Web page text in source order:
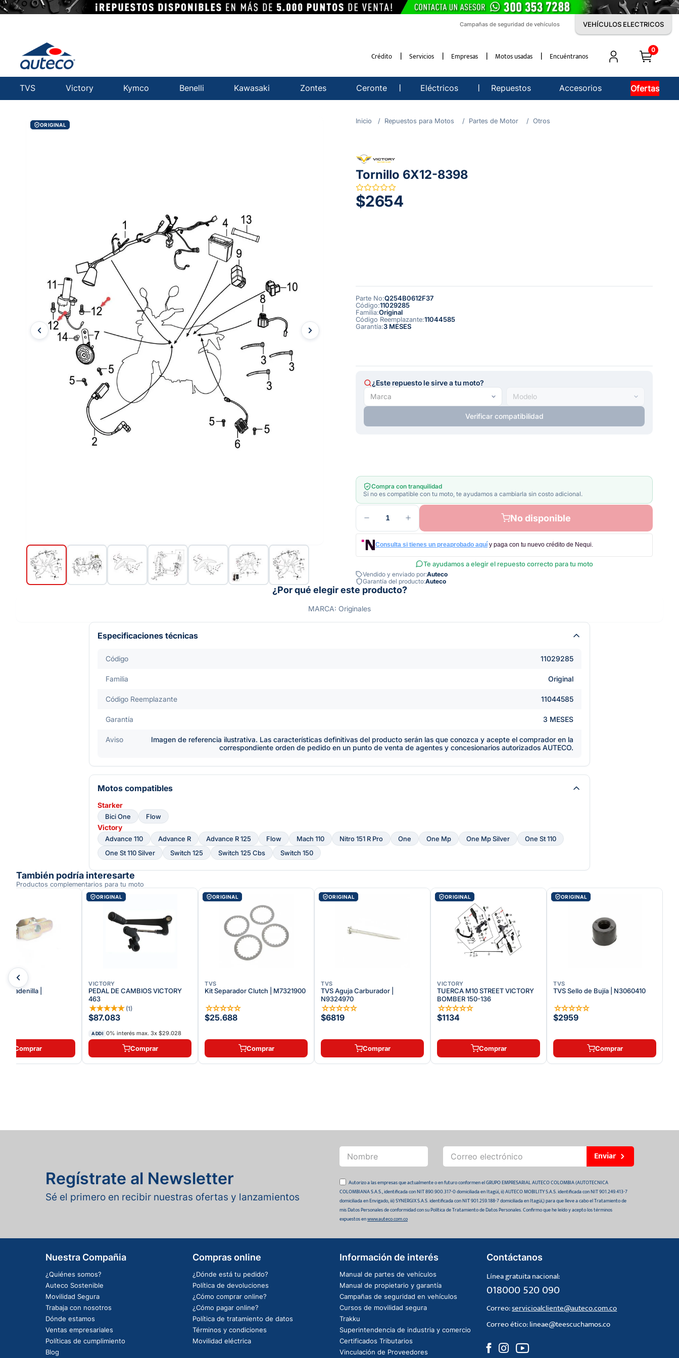
Campañas de seguridad de vehículos VEHÍCULOS ELECTRICOS
Crédito Servicios Empresas Motos usadas Encuéntranos
0
TVS Victory Kymco Benelli Kawasaki Zontes Ceronte Eléctricos Repuestos Accesorios Ofertas
ORIGINAL Repuestos para Motos Partes de Motor Otros
Tornillo 6X12-8398
$2654
Parte No:Q254B0612F37
Código:11029285
Familia:Original
Código Reemplazante:11044585
Garantía:3 MESES
¿Este repuesto le sirve a tu moto?
Verificar compatibilidad
Compra con tranquilidad
Si no es compatible con tu moto, te ayudamos a cambiarla sin costo adicional.
1 No disponible
Consulta si tienes un preaprobado aquí y paga con tu nuevo crédito de Nequi.
Te ayudamos a elegir el repuesto correcto para tu moto
Vendido y enviado por:Auteco
Garantía del producto:Auteco
¿Por qué elegir este producto?
MARCA: Originales
Especificaciones técnicas
Código 11029285
Familia Original
Código Reemplazante 11044585
Garantía 3 MESES
Aviso
Imagen de referencia ilustrativa. Las características definitivas del producto serán las que conozca y acepte el comprador en la
correspondiente orden de pedido en un punto de venta de agentes y concesionarios autorizados AUTECO.
Motos compatibles
Starker
Bici One Flow
Victory
Advance 110 Advance R Advance R 125 Flow Mach 110 Nitro 151 R Pro One One Mp One Mp Silver
One St 110
One St 110 Silver
Switch 125 Switch 125 Cbs Switch 150
También podría interesarte
Productos complementarios para tu moto
Cadenilla |
Comprar
ORIGINAL
VICTORY
PEDAL DE CAMBIOS VICTORY
463
★★★★★ (1)
$87.083
ADDI 0% interés max. 3x $29.028
Comprar
ORIGINAL
TVS
Kit Separador Clutch | M7321900
☆☆☆☆☆
$25.688
Comprar
ORIGINAL
TVS
TVS Aguja Carburador |
N9324970
☆☆☆☆☆
$6819
Comprar
ORIGINAL
VICTORY
TUERCA M10 STREET VICTORY
BOMBER 150-136
☆☆☆☆☆
$1134
Comprar
ORIGINAL
TVS
TVS Sello de Bujía | N3060410
☆☆☆☆☆
$2959
Comprar
Regístrate al Newsletter
Sé el primero en recibir nuestras ofertas y lanzamientos
Enviar
Autorizo a las empresas que actualmente o en futuro conformen el GRUPO EMPRESARIAL AUTECO COLOMBIA (AUTOTECNICA
COLOMBIANA S.A.S., identificada con NIT 890.900.317-0 domiciliada en Itagüí, ii) AUTECO MOBILITY S.A.S. identificada con NIT 901.249.413-7
domiciliada en Envigado, iii) SYNERGIX S.A.S. identificada con NIT 901.259.188-7 domiciliada en Itagüí,) para que lleve a cabo el Tratamiento de
mis Datos Personales de conformidad con su Política de Tratamiento de Datos Personales. Confirmo que he leído y acepto los términos
expuestos enwww.auteco.com.co
Nuestra Compañia
¿Quiénes somos?
Auteco Sostenible
Movilidad Segura
Trabaja con nosotros
Dónde estamos
Ventas empresariales
Políticas de cumplimiento
Blog
Compras online
¿Dónde está tu pedido?
Política de devoluciones
¿Cómo comprar online?
¿Cómo pagar online?
Política de tratamiento de datos
Términos y condiciones
Movilidad eléctrica
Información de interés
Manual de partes de vehículos
Manual de propietario y garantía
Campañas de seguridad en vehículos
Cursos de movilidad segura
Trakku
Superintendencia de industria y comercio
Certificados Tributarios
Vinculación de Proveedores
Contáctanos
Línea gratuita nacional:
018000 520 090
Correo:servicioalcliente@auteco.com.co
Correo ético:lineae@teescuchamos.co